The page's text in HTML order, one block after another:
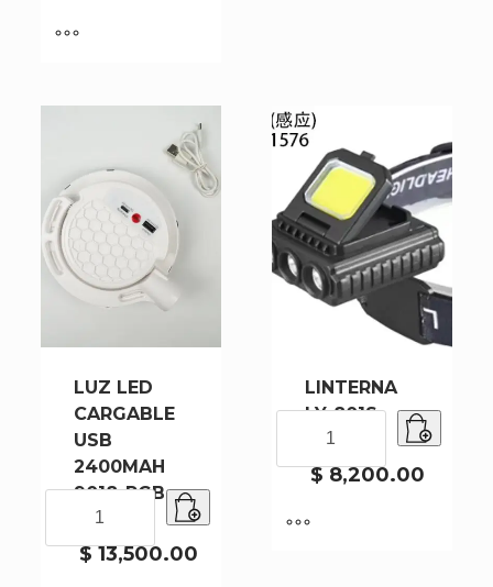
60
SENSOR
LUZ
ROJO
(689-
1)
cantidad
LUZ LED
CARGABLE
USB
2400MAH
9018-RGB-
60
$13,500.00
CARGABLE
LINTERNA
LY-801S-
240
$8,200.00
801S-
cantidad